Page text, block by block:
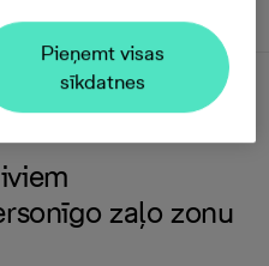
zaļo zonu
Pieņemt visas
sīkdatnes